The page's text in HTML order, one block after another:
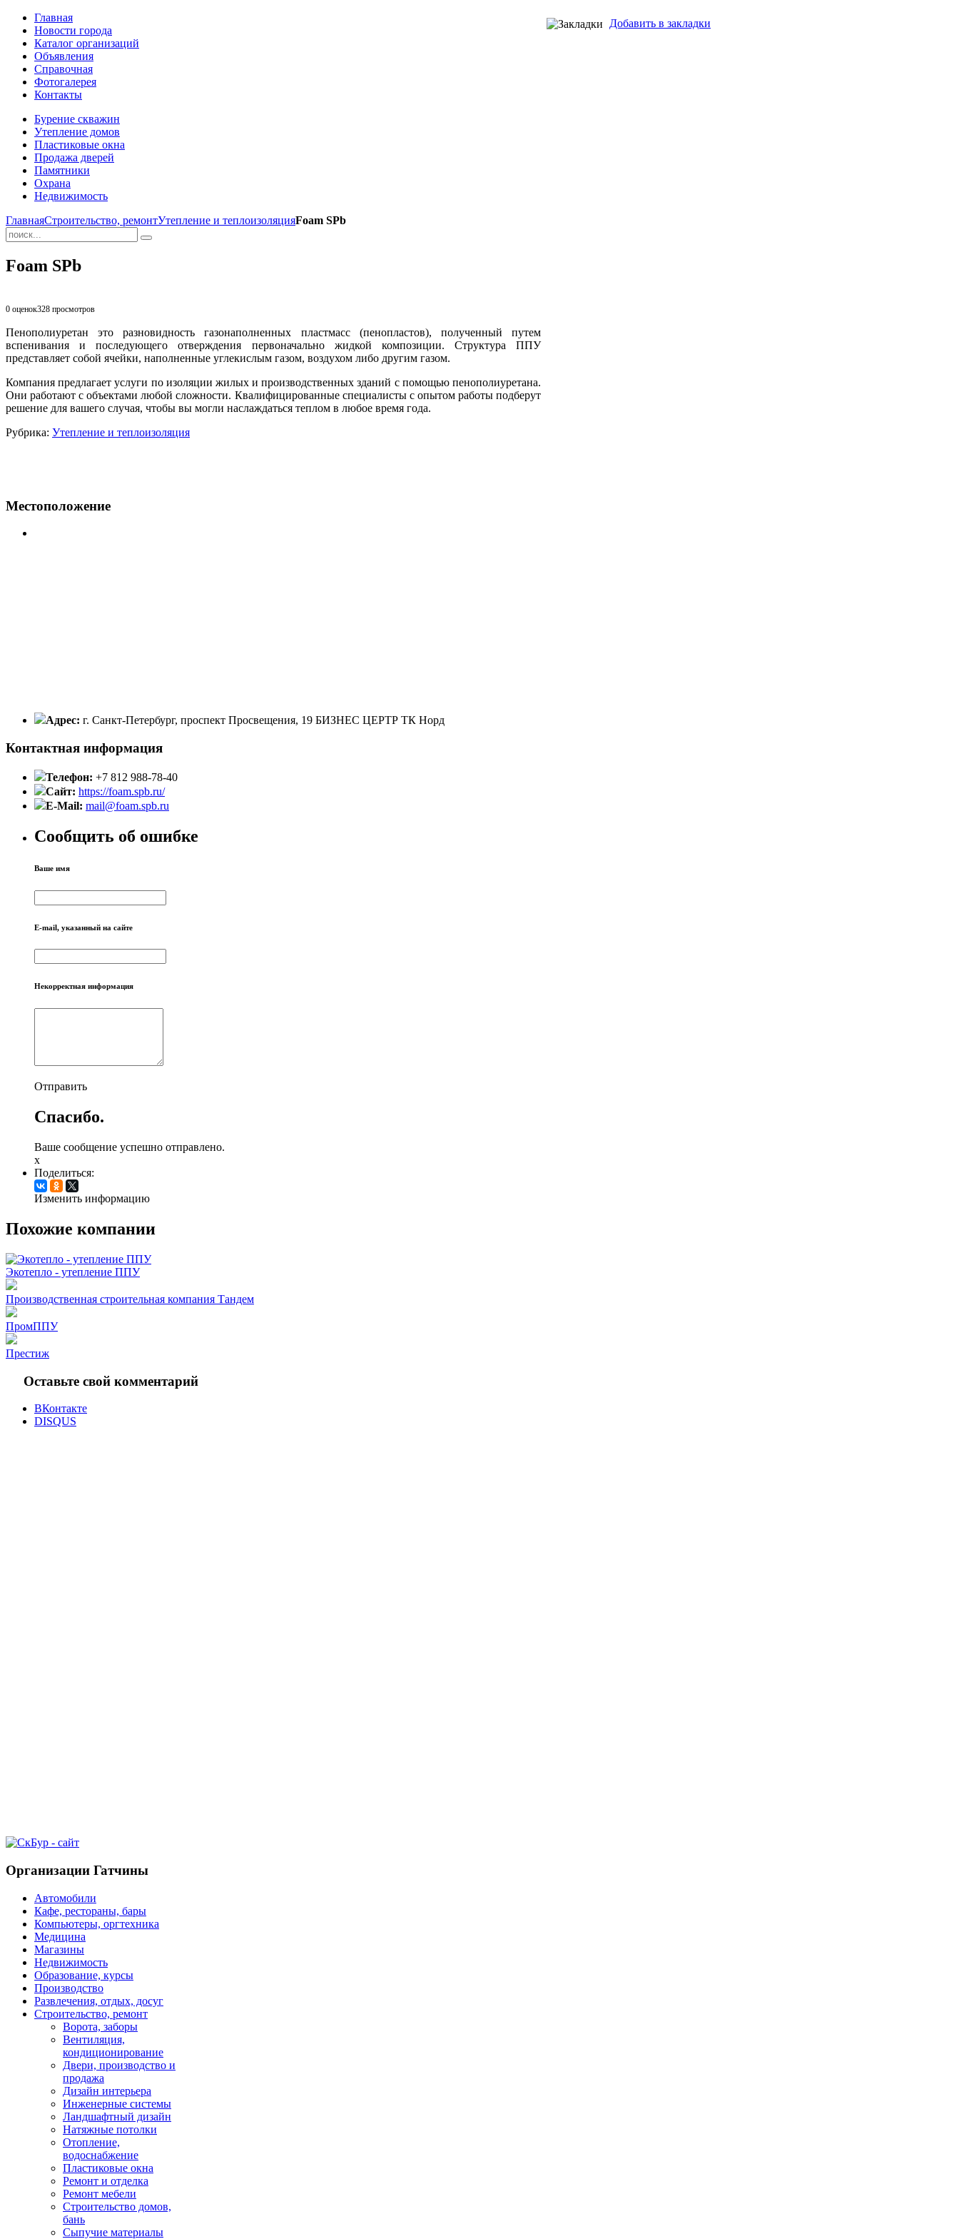
Добавить в закладки
Главная
Новости города
Каталог организаций
Объявления
Справочная
Фотогалерея
Контакты
Бурение скважин
Утепление домов
Пластиковые окна
Продажа дверей
Памятники
Охрана
Недвижимость
ГлавнаяСтроительство, ремонтУтепление и теплоизоляцияFoam SPb
Foam SPb
0 оценок328 просмотров
Пенополиуретан это разновидность газонаполненных пластмасс (пенопластов), полученный путем
вспенивания и последующего отверждения первоначально жидкой композиции. Структура ППУ
представляет собой ячейки, наполненные углекислым газом, воздухом либо другим газом.
Компания предлагает услуги по изоляции жилых и производственных зданий с помощью пенополиуретана.
Они работают с объектами любой сложности. Квалифицированные специалисты с опытом работы подберут
решение для вашего случая, чтобы вы могли наслаждаться теплом в любое время года.
Рубрика: Утепление и теплоизоляция
Местоположение
Адрес: г. Санкт-Петербург, проспект Просвещения, 19 БИЗНЕС ЦЕРТР ТК Норд
Контактная информация
Телефон: +7 812 988-78-40
Сайт: https://foam.spb.ru/
E-Mail: mail@foam.spb.ru
Сообщить об ошибке
Ваше имя
E-mail, указанный на сайте
Некорректная информация
Отправить
Спасибо.
Ваше сообщение успешно отправлено.
x
Поделиться:
Изменить информацию
Похожие компании
Экотепло - утепление ППУ
Производственная строительная компания Тандем
ПромППУ
Престиж
Оставьте свой комментарий
ВКонтакте
DISQUS
Организации Гатчины
Автомобили
Кафе, рестораны, бары
Компьютеры, оргтехника
Медицина
Магазины
Недвижимость
Образование, курсы
Производство
Развлечения, отдых, досуг
Строительство, ремонт
Ворота, заборы
Вентиляция,
кондиционирование
Двери, производство и
продажа
Дизайн интерьера
Инженерные системы
Ландшафтный дизайн
Натяжные потолки
Отопление,
водоснабжение
Пластиковые окна
Ремонт и отделка
Ремонт мебели
Строительство домов,
бань
Сыпучие материалы